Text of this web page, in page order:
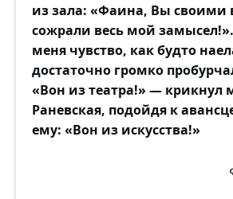
из зала: «Фаина, Вы своими
сожрали весь мой замысел!».
меня чувство, как будто
достаточно громко
«Вон из театра!» — крикнул
Раневская, подойдя к
ему: «Вон из искусства!»